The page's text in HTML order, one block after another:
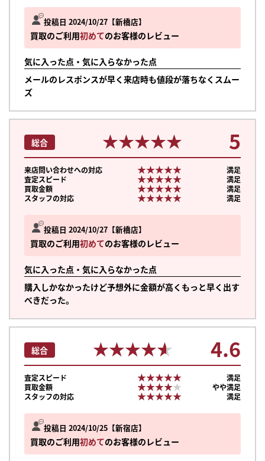
投稿日 2024/10/27 新橋店
買取のご利用初めてのお客様のレビュー
気に入った点・気に入らなかった点
メールのレスポンスが早く来店時も値段が落ちなくスムー
ズ
投稿日 2024/10/27 新橋店
買取のご利用初めてのお客様のレビュー
気に入った点・気に入らなかった点
購入しかなかったけど予想外に金額が高くもっと早く出す
べきだった。
総合 ★★★★★
★★★★★ 5
来店問い合わせへの対応 ★★★★★
★★★★★
満足
査定スピード
★★★★★
★★★★★
満足
買取金額
★★★★★
★★★★★
満足
スタッフの対応
★★★★★
★★★★★ 満足
投稿日 2024/10/25 新宿店
買取のご利用初めてのお客様のレビュー
総合 ★★★★★
★★★★★ 4.6
査定スピード ★★★★★
★★★★★
満足
買取金額
★★★★★
★★★★★
やや満足
スタッフの対応
★★★★★
★★★★★ 満足
まずは
かんたん30秒でお試し査定